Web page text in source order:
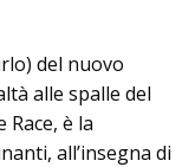
del nuovo
alle spalle del
è la
all’insegna di